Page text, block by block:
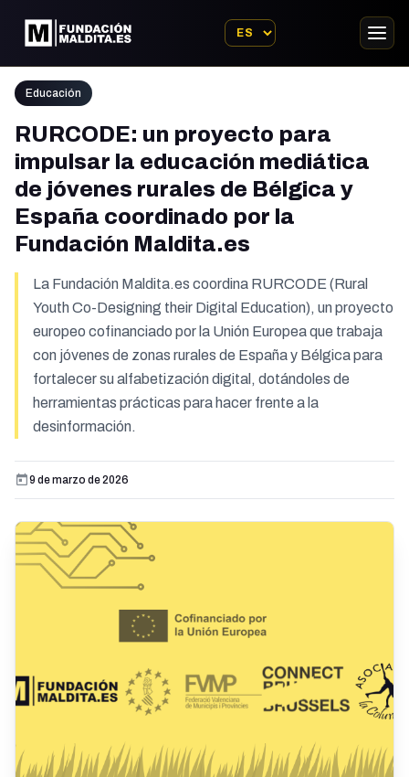
Educación
RURCODE: un proyecto para
impulsar la educación mediática
de jóvenes rurales de Bélgica y
España coordinado por la
Fundación Maldita.es
La Fundación Maldita.es coordina RURCODE (Rural
Youth Co-Designing their Digital Education), un proyecto
europeo cofinanciado por la Unión Europea que trabaja
con jóvenes de zonas rurales de España y Bélgica para
fortalecer su alfabetización digital, dotándoles de
herramientas prácticas para hacer frente a la
desinformación.
9 de marzo de 2026